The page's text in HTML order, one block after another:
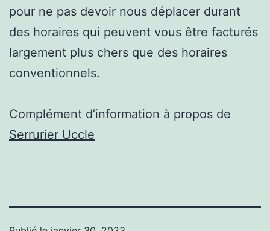
pour ne pas devoir nous déplacer durant
des horaires qui peuvent vous être facturés
largement plus chers que des horaires
conventionnels.
Complément d’information à propos de
Serrurier Uccle